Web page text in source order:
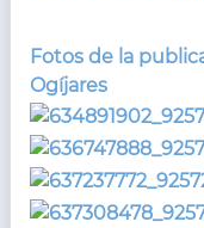
Fotos de la
Ogíjares